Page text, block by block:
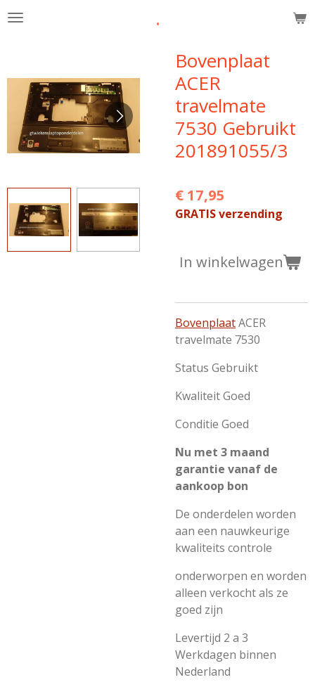
Ga
hoofdinhoud
.
Bovenplaat
ACER
travelmate
7530 Gebruikt
201891055/3
€ 17,95
GRATIS verzending
In winkelwagen
BovenplaatACER
travelmate 7530
Status Gebruikt
Kwaliteit Goed
Conditie Goed
Nu met 3 maand
garantie vanaf de
aankoop bon
De onderdelen worden
aan een nauwkeurige
kwaliteits controle
onderworpen en worden
alleen verkocht als ze
goed zijn
Levertijd 2 a 3
Werkdagen binnen
Nederland